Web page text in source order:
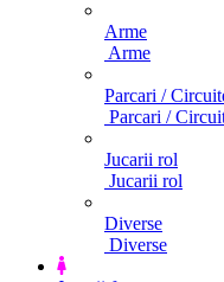
Arme
Arme
Parcari /
Parcari /
Jucarii rol
Jucarii rol
Diverse
Diverse